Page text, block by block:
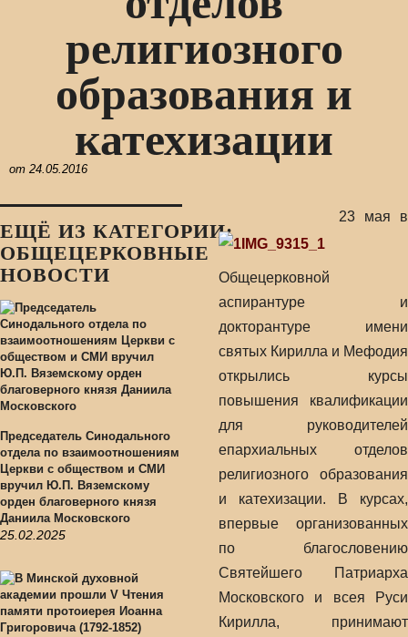
религиозного
образования и
катехизации
от 24.05.2016
ЕЩЁ ИЗ КАТЕГОРИИ:
ОБЩЕЦЕРКОВНЫЕ
НОВОСТИ
Председатель Синодального
отдела по взаимоотношениям
Церкви с обществом и СМИ
вручил Ю.П. Вяземскому
орден благоверного князя
Даниила Московского
25.02.2025
23 мая в
Общецерковной
аспирантуре и
докторантуре имени
святых Кирилла и Мефодия
открылись курсы
повышения квалификации
для руководителей
епархиальных отделов
религиозного образования
и катехизации.
В курсах,
впервые организованных
по благословению
Святейшего Патриарха
Московского и всея Руси
Кирилла, принимают